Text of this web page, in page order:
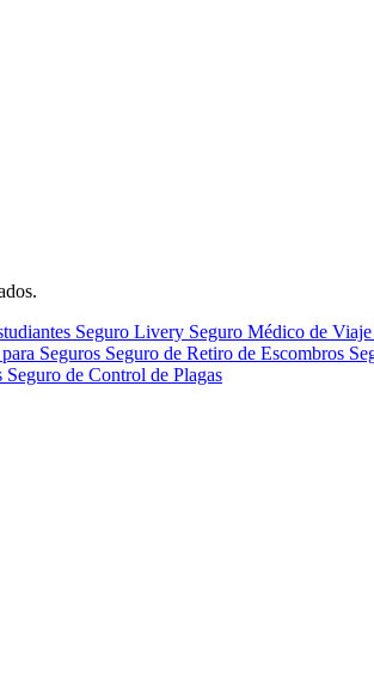
Seguro Livery Seguro Médico de Viaje
Seguros Seguro de Retiro de Escombros
Seguro de Control de Plagas